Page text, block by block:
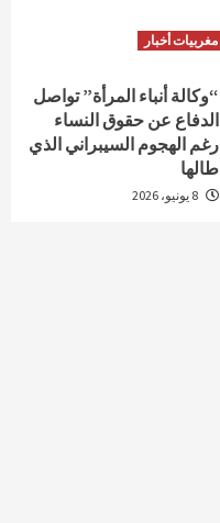
مغربيات أخبار
“وكالة أنباء المرأة” تواصل
الدفاع عن حقوق النساء
رغم الهجوم السيبراني الذي
طالها